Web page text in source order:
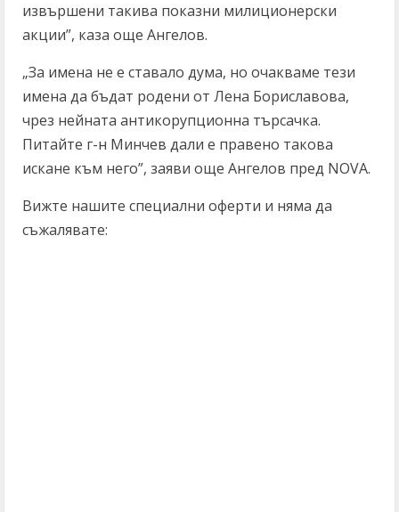
извършени такива показни милиционерски
акции”, каза още Ангелов.
„За имена не е ставало дума, но очакваме тези
имена да бъдат родени от Лена Бориславова,
чрез нейната антикорупционна търсачка.
Питайте г-н Минчев дали е правено такова
искане към него”, заяви още Ангелов пред NOVA.
Вижте нашите специални оферти и няма да
съжалявате: